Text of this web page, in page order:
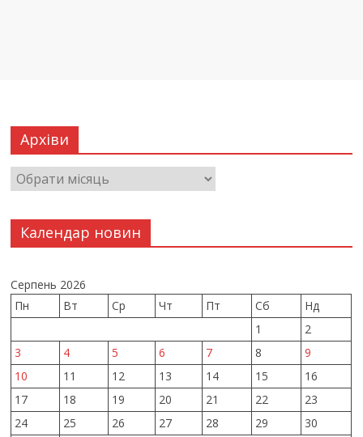
Архіви
Календар новин
Серпень 2026
Пн
Вт Ср Чт Пт Сб
Нд
1
2
3
4 5 6 7 8
9
10
11 12 13 14 15
16
17
18 19 20 21 22
23
24
25 26 27 28 29
30